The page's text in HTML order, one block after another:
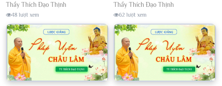
Thầy Thích Đạo Thịnh
48 lượt xem
Thầy Thích Đạo Thịnh
62 lượt xem